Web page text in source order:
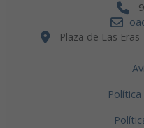
Plaza de Las